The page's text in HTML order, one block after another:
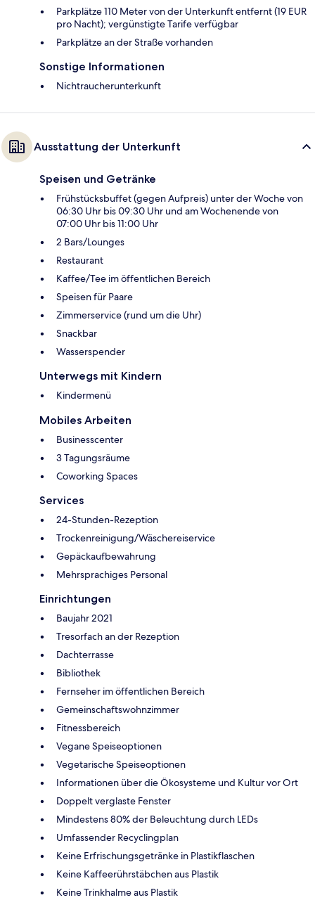
Parkplätze 110 Meter von der Unterkunft entfernt (19 EUR
pro Nacht); vergünstigte Tarife verfügbar
Parkplätze an der Straße vorhanden
Sonstige Informationen
Nichtraucherunterkunft
Ausstattung der Unterkunft
Speisen und Getränke
Frühstücksbuffet (gegen Aufpreis) unter der Woche von
06:30 Uhr bis 09:30 Uhr und am Wochenende von
07:00 Uhr bis 11:00 Uhr
2 Bars/Lounges
Restaurant
Kaffee/Tee im öffentlichen Bereich
Speisen für Paare
Zimmerservice (rund um die Uhr)
Snackbar
Wasserspender
Unterwegs mit Kindern
Kindermenü
Mobiles Arbeiten
Businesscenter
3 Tagungsräume
Coworking Spaces
Services
24-Stunden-Rezeption
Trockenreinigung/Wäschereiservice
Gepäckaufbewahrung
Mehrsprachiges Personal
Einrichtungen
Baujahr 2021
Tresorfach an der Rezeption
Dachterrasse
Bibliothek
Fernseher im öffentlichen Bereich
Gemeinschaftswohnzimmer
Fitnessbereich
Vegane Speiseoptionen
Vegetarische Speiseoptionen
Informationen über die Ökosysteme und Kultur vor Ort
Doppelt verglaste Fenster
Mindestens 80% der Beleuchtung durch LEDs
Umfassender Recyclingplan
Keine Erfrischungsgetränke in Plastikflaschen
Keine Kaffeerührstäbchen aus Plastik
Keine Trinkhalme aus Plastik